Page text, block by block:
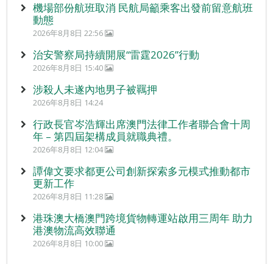
機場部份航班取消 民航局籲乘客出發前留意航班
動態
2026年8月8日 22:56
治安警察局持續開展“雷霆2026”行動
2026年8月8日 15:40
涉殺人未遂內地男子被羈押
2026年8月8日 14:24
行政長官岑浩輝出席澳門法律工作者聯合會十周
年 – 第四屆架構成員就職典禮。
2026年8月8日 12:04
譚偉文要求都更公司創新探索多元模式推動都市
更新工作
2026年8月8日 11:28
港珠澳大橋澳門跨境貨物轉運站啟用三周年 助力
港澳物流高效聯通
2026年8月8日 10:00